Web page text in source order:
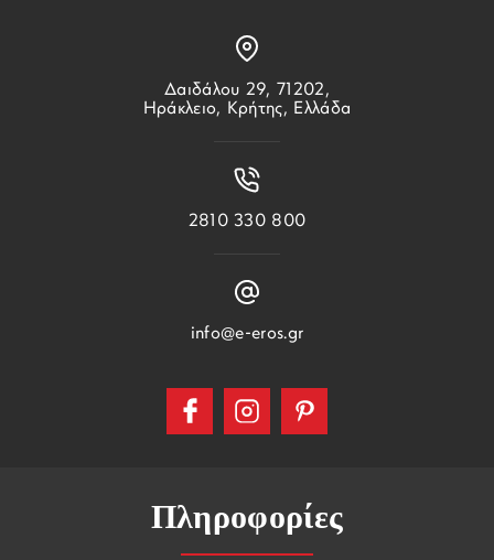
Πληροφορίες
Δαιδάλου 29, 71202,
Ηράκλειο, Κρήτης, Ελλάδα
2810 330 800
info@e-eros.gr